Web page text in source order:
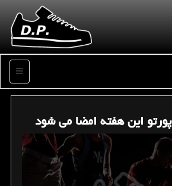
منو
این هفته امضا می شود